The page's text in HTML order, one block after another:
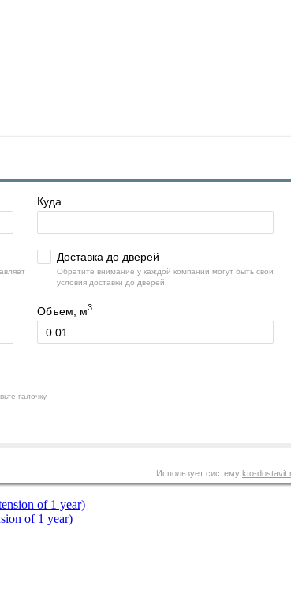
Куда
Доставка до дверей
Обратите внимание у каждой компании могут быть свои
условия доставки до дверей.
Объем, м3
галочку.
Использует систему kto-
of 1 year)